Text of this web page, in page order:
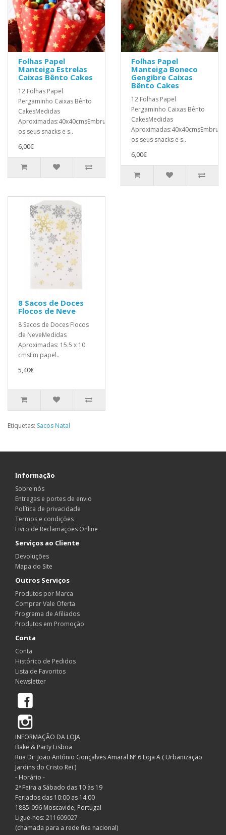
Folhas Papel
Manteiga Estrelas
Caixas Bênto Cakes
12 Folhas Papel
Pergaminho Caixas Bênto
CakesMedidas
Aproximadas:40x40cmsEmbrulhe
os seus snacks e s..
6,00€
Folhas Papel
Manteiga Boneco
Gengibre Caixas
Bênto Cakes
12 Folhas Papel
Pergaminho Caixas Bênto
CakesMedidas
os seus snacks e s..
6,00€
8 Sacos de Doces
Flocos de Neve
8 Sacos de Doces Flocos
de NeveMedidas
Aproximadas: 15.5 x 10
cmsEm papel..
5,40€
Etiquetas: Sacos Natal
Informação
Sobre nós
Entregas e portes de envio
Política de privacidade
Termos e condições
Livro de Reclamações Online
Serviços ao Cliente
Devoluções
Mapa do Site
Outros Serviços
Produtos por Marca
Comprar Vale Oferta
Programa de Afiliados
Produtos em Promoção
Conta
Conta
Histórico de Pedidos
Lista de Favoritos
Newsletter
INFORMAÇÃO DA LOJA
Bake & Party Lisboa
Rua Dr. João António Gonçalves Amaral Nº 6 Loja A ( Urbanização
Jardins do Cristo Rei )
- Horário -
2ª Feira a Sábado das 10 às 19
Feriados das 10:00 as 14:00
1885-096 Moscavide, Portugal
Ligue-nos: 211609027
(chamada para a rede fixa nacional)